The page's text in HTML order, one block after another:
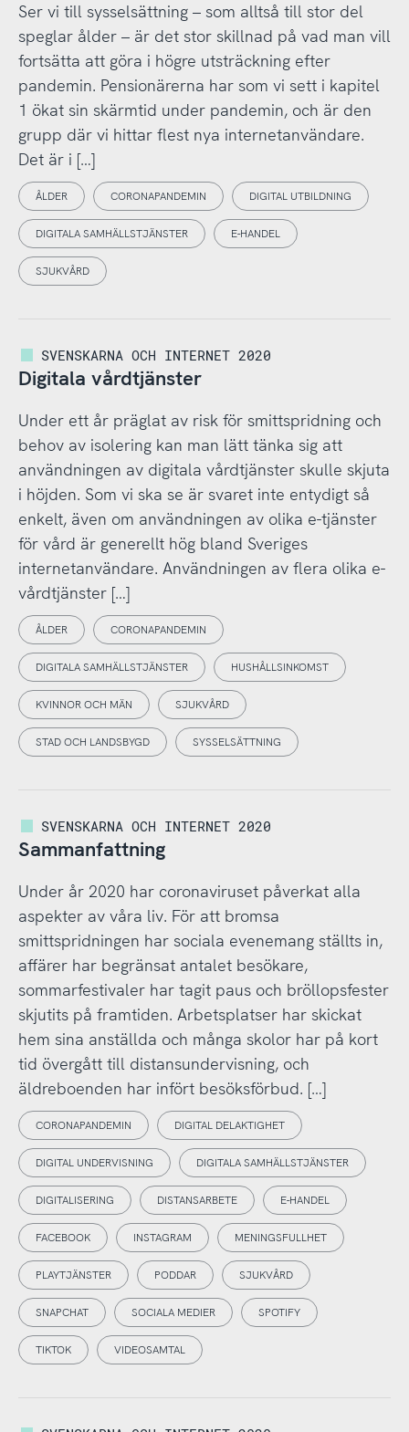
Ser vi till sysselsättning – som alltså till stor del
speglar ålder – är det stor skillnad på vad man vill
fortsätta att göra i högre utsträckning efter
pandemin. Pensionärerna har som vi sett i kapitel
1 ökat sin skärmtid under pandemin, och är den
grupp där vi hittar flest nya internetanvändare.
Det är i […]
ÅLDER CORONAPANDEMIN DIGITAL UTBILDNING
DIGITALA SAMHÄLLSTJÄNSTER E-HANDEL
SJUKVÅRD
SVENSKARNA OCH INTERNET 2020
Digitala vårdtjänster
Under ett år präglat av risk för smittspridning och
behov av isolering kan man lätt tänka sig att
användningen av digitala vårdtjänster skulle skjuta
i höjden. Som vi ska se är svaret inte entydigt så
enkelt, även om användningen av olika e-tjänster
för vård är generellt hög bland Sveriges
internetanvändare. Användningen av flera olika e-
vårdtjänster […]
ÅLDER CORONAPANDEMIN
DIGITALA SAMHÄLLSTJÄNSTER HUSHÅLLSINKOMST
KVINNOR OCH MÄN SJUKVÅRD
STAD OCH LANDSBYGD SYSSELSÄTTNING
SVENSKARNA OCH INTERNET 2020
Sammanfattning
Under år 2020 har coronaviruset påverkat alla
aspekter av våra liv. För att bromsa
smittspridningen har sociala evenemang ställts in,
affärer har begränsat antalet besökare,
sommarfestivaler har tagit paus och bröllopsfester
skjutits på framtiden. Arbetsplatser har skickat
hem sina anställda och många skolor har på kort
tid övergått till distansundervisning, och
äldreboenden har infört besöksförbud. […]
CORONAPANDEMIN DIGITAL DELAKTIGHET
DIGITAL UNDERVISNING DIGITALA SAMHÄLLSTJÄNSTER
DIGITALISERING DISTANSARBETE E-HANDEL
FACEBOOK INSTAGRAM MENINGSFULLHET
PLAYTJÄNSTER PODDAR SJUKVÅRD
SNAPCHAT SOCIALA MEDIER SPOTIFY
TIKTOK VIDEOSAMTAL